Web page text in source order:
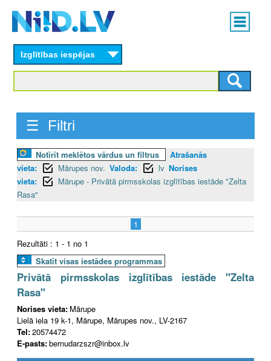
content
Main
menu
Izglītības iespējas
☰ Filtri
Notīrīt meklētos vārdus un filtrus
Atrašanās
vieta:
Mārupes nov. Valoda: lv Norises
vieta:
Mārupe - Privātā pirmsskolas izglītības iestāde "Zelta
Rasa"
1
Rezultāti : 1 - 1 no 1
Skatīt visas iestādes programmas
Privātā pirmsskolas izglītības iestāde "Zelta
Rasa"
Norises vieta: Mārupe
Lielā iela 19 k-1, Mārupe, Mārupes nov., LV-2167
Tel:20574472
E-pasts:bernudarzszr@inbox.lv